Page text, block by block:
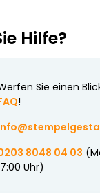
Hilfe?
Sie einen
!
8048 04 03
Uhr)